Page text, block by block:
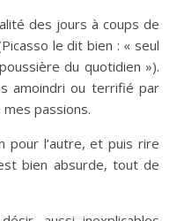
des jours à coups de
le dit bien : « seul
du quotidien »).
amoindri ou terrifié par
passions.
pour l’autre, et puis rire
bien absurde, tout de